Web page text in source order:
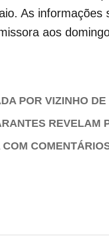
As
aos
POR VIZINHO DE
REVELAM